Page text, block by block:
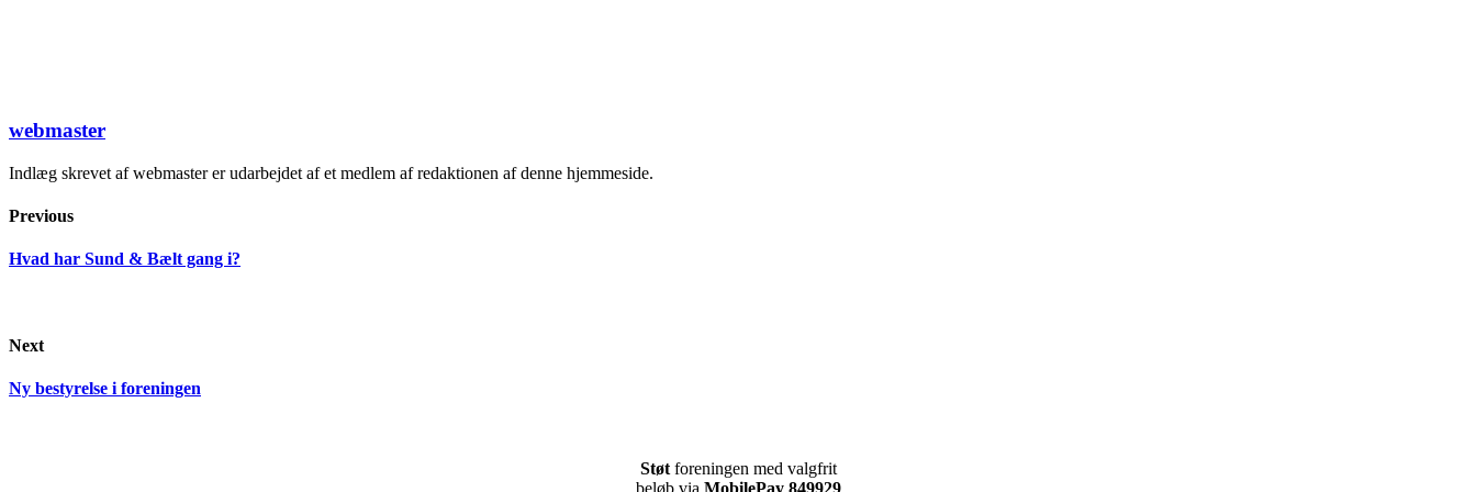
webmaster
Indlæg skrevet af webmaster er udarbejdet af et medlem af redaktionen af denne hjemmeside.
Previous
Hvad har Sund & Bælt gang i?
Next
Ny bestyrelse i foreningen
Støtforeningen med valgfrit